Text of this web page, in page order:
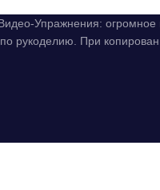
Упражнения:
по рукоделию. При